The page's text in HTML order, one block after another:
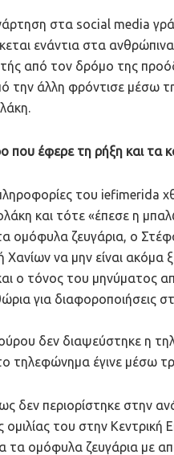
στα social media
ενάντια στα
από τον δρόμο της
την άλλη φρόντισε μέσω
έφερε τη ρήξη και τα
του iefimerida
και τότε «έπεσε η
ομόφυλα ζευγάρια, ο
Χανίων να μην είναι
ο τόνος του μηνύματος
για
δεν διαψεύστηκε η
τηλεφώνημα έγινε μέσω
περιορίστηκε στην
του στην
τα ομόφυλα ζευγάρια με